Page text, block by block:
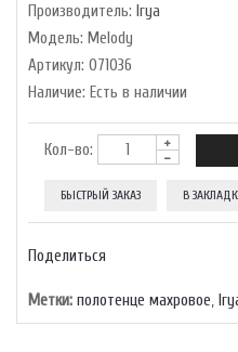
Производитель: Irya
Модель: Melody
Артикул: 071036
Наличие: Есть в наличии
Кол-во:
БЫСТРЫЙ ЗАКАЗ В
Поделиться
Метки: полотенце махровое,